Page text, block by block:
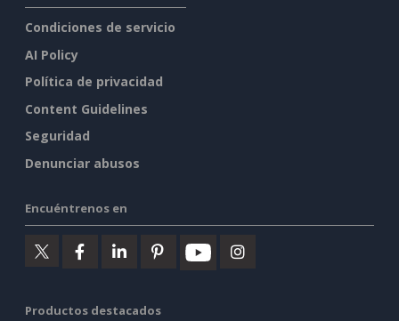
Condiciones de servicio
AI Policy
Política de privacidad
Content Guidelines
Seguridad
Denunciar abusos
Encuéntrenos en
Productos destacados